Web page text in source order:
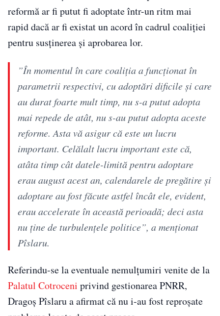
reformă ar fi putut fi adoptate într-un ritm mai
rapid dacă ar fi existat un acord în cadrul coaliției
pentru susținerea și aprobarea lor.
”În momentul în care coaliţia a funcţionat în
parametrii respectivi, cu adoptări dificile şi care
au durat foarte mult timp, nu s-a putut adopta
mai repede de atât, nu s-au putut adopta aceste
reforme. Asta vă asigur că este un lucru
important. Celălalt lucru important este că,
atâta timp cât datele-limită pentru adoptare
erau august acest an, calendarele de pregătire şi
adoptare au fost făcute astfel încât ele, evident,
erau accelerate în această perioadă; deci asta
nu ţine de turbulenţele politice”, a menţionat
Pîslaru.
Referindu-se la eventuale nemulțumiri venite de la
Palatul Cotroceni privind gestionarea PNRR,
Dragoș Pîslaru a afirmat că nu i-au fost reproșate